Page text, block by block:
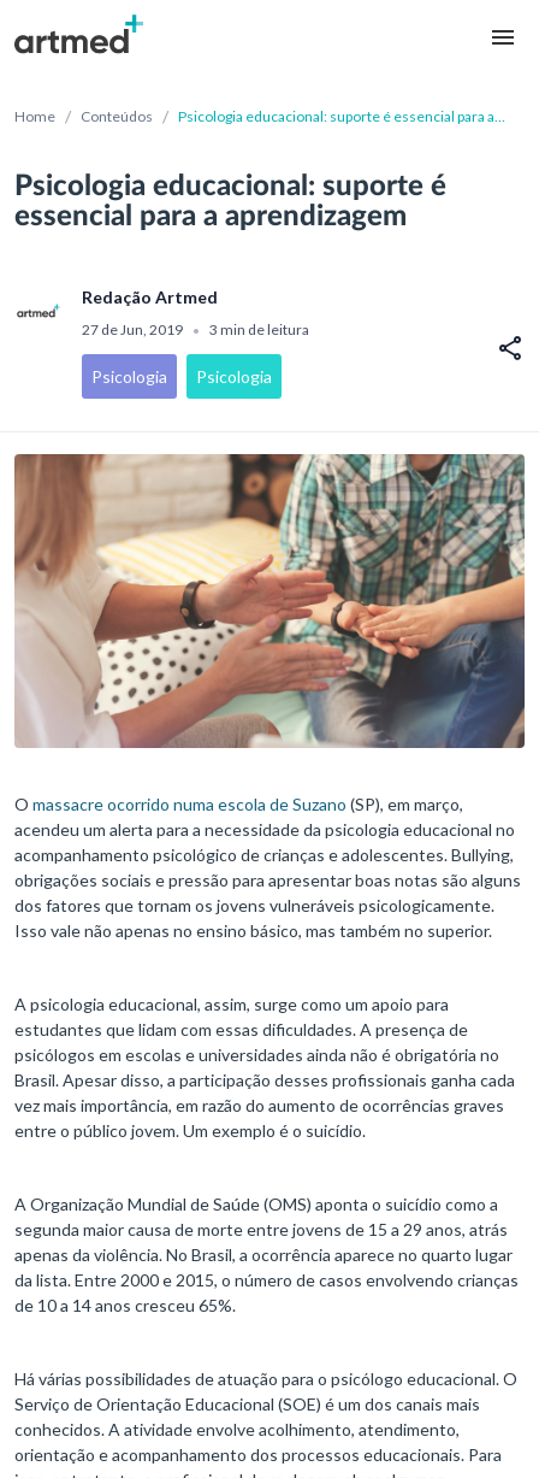
Home / Conteúdos / Psicologia educacional: suporte é essencial para a
Psicologia educacional: suporte é
essencial para a aprendizagem
Redação Artmed
27 de Jun, 2019 • 3 min de leitura
Psicologia Psicologia
O massacre ocorrido numa escola de Suzano (SP), em março,
acendeu um alerta para a necessidade da psicologia educacional no
acompanhamento psicológico de crianças e adolescentes. Bullying,
obrigações sociais e pressão para apresentar boas notas são alguns
dos fatores que tornam os jovens vulneráveis psicologicamente.
Isso vale não apenas no ensino básico, mas também no superior.
A psicologia educacional, assim, surge como um apoio para
estudantes que lidam com essas dificuldades. A presença de
psicólogos em escolas e universidades ainda não é obrigatória no
Brasil. Apesar disso, a participação desses profissionais ganha cada
vez mais importância, em razão do aumento de ocorrências graves
entre o público jovem. Um exemplo é o suicídio.
A Organização Mundial de Saúde (OMS) aponta o suicídio como a
segunda maior causa de morte entre jovens de 15 a 29 anos, atrás
apenas da violência. No Brasil, a ocorrência aparece no quarto lugar
da lista. Entre 2000 e 2015, o número de casos envolvendo crianças
de 10 a 14 anos cresceu 65%.
Há várias possibilidades de atuação para o psicólogo educacional. O
Serviço de Orientação Educacional (SOE) é um dos canais mais
conhecidos. A atividade envolve acolhimento, atendimento,
orientação e acompanhamento dos processos educacionais. Para